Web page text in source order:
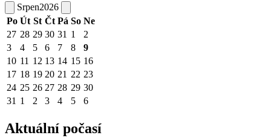
Srpen2026
Po Út St Čt Pá So Ne
27 28 29 30 31 1
2
3
4 5 6 7 8
9
10 11 12 13 14 15 16
17 18 19 20 21 22 23
24 25 26 27 28 29 30
31 1 2 3 4 5 6
Aktuální počasí